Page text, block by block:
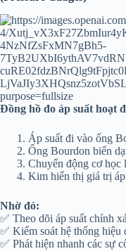
Đồng hồ đo áp suất hoạt
Áp suất đi vào ống
Ống Bourdon biến
Chuyển động cơ học
Kim hiển thị giá trị áp
Nhờ đó:
✅ Theo dõi áp suất chính
✅ Kiểm soát hệ thống hiệu
✅ Phát hiện nhanh các sự